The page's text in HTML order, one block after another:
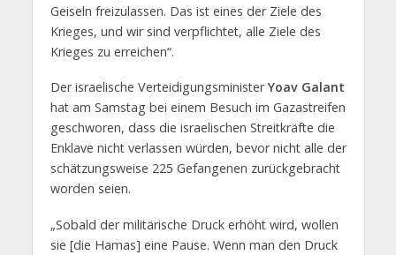
Geiseln freizulassen. Das ist eines der Ziele des
Krieges, und wir sind verpflichtet, alle Ziele des
Krieges zu erreichen“.
Der israelische VerteidigungsministerYoav Galant
hat am Samstag bei einem Besuch im Gazastreifen
geschworen, dass die israelischen Streitkräfte die
Enklave nicht verlassen würden, bevor nicht alle der
schätzungsweise 225 Gefangenen zurückgebracht
worden seien.
„Sobald der militärische Druck erhöht wird, wollen
sie [die Hamas] eine Pause. Wenn man den Druck